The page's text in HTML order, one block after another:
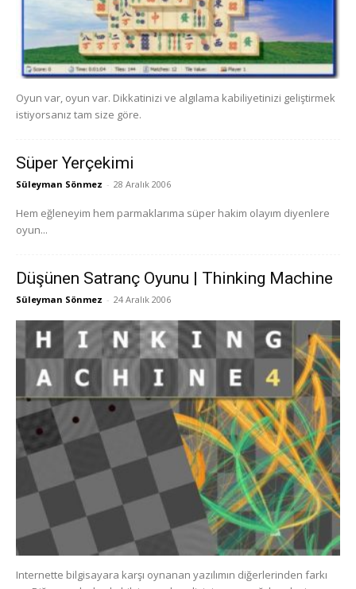
Oyun var, oyun var. Dikkatinizi ve algılama kabiliyetinizi geliştirmek
istiyorsanız tam size göre.
Süper Yerçekimi
Süleyman Sönmez - 28 Aralık 2006
Hem eğleneyim hem parmaklarıma süper hakim olayım diyenlere
oyun...
Düşünen Satranç Oyunu | Thinking Machine
Süleyman Sönmez - 24 Aralık 2006
Internette bilgisayara karşı oynanan yazılımın diğerlerinden farkı